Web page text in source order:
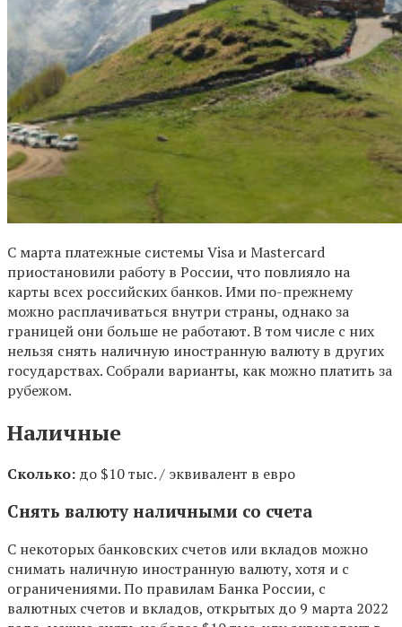
С марта платежные системы Visa и Mastercard
приостановили работу в России, что повлияло на
карты всех российских банков. Ими по-прежнему
можно расплачиваться внутри страны, однако за
границей они больше не работают. В том числе с них
нельзя снять наличную иностранную валюту в других
государствах. Собрали варианты, как можно платить за
рубежом.
Наличные
Сколько: до $10 тыс. / эквивалент в евро
Снять валюту наличными со счета
С некоторых банковских счетов или вкладов можно
снимать наличную иностранную валюту, хотя и с
ограничениями. По правилам Банка России, с
валютных счетов и вкладов, открытых до 9 марта 2022